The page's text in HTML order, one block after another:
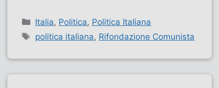
Categorie
Italia, Politica, Politica Italiana
Tag
politica italiana, Rifondazione Comunista